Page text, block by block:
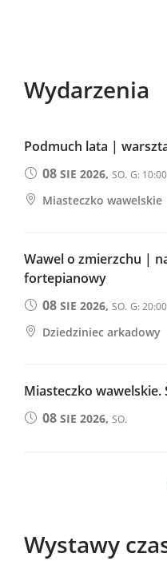
Wydarzenia
Podmuch lata |
08SIE 2026, SO. G:
Miasteczko wawelskie
Wawel o zmierzchu |
fortepianowy
08SIE 2026, SO. G: 20:00
Dziedziniec arkadowy
Miasteczko
08SIE 2026, SO.
Wystawy